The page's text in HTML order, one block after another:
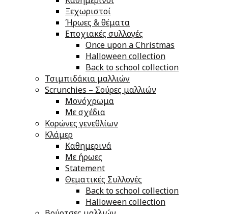
Ξεχωριστοί
Ήρωες & θέματα
Εποχιακές συλλογές
Once upon a Christmas
Halloween collection
Back to school collection
Τσιμπιδάκια μαλλιών
Scrunchies – Σούρες μαλλιών
Μονόχρωμα
Με σχέδια
Κορώνες γενεθλίων
Κλάμερ
Καθημερινά
Με ήρωες
Statement
Θεματικές Συλλογές
Back to school collection
Halloween collection